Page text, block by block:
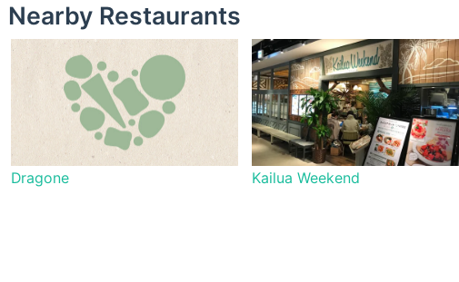
Nearby Restaurants
Dragone Kailua Weekend